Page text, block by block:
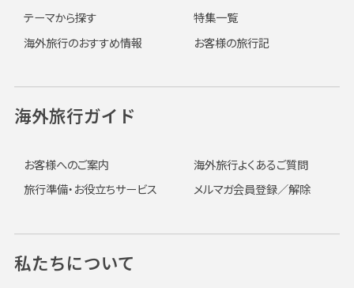
テーマから探す
特集一覧
海外旅行のおすすめ情報
お客様の旅行記
海外旅行ガイド
お客様へのご案内
海外旅行よくあるご質問
旅行準備・お役立ちサービス
メルマガ会員登録／解除
私たちについて